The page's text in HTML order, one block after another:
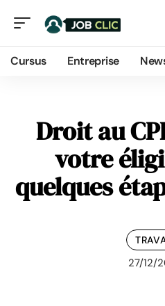
Cursus Entreprise
Droit au
votre
quelques
27/12/